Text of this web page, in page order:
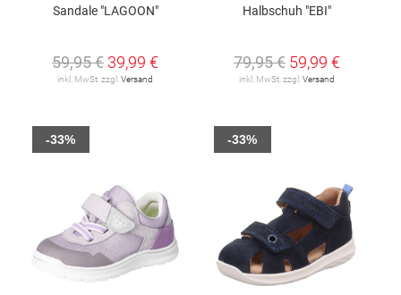
Sandale "LAGOON"
59,95 € 39,99 €
inkl. MwSt. zzgl.Versand
Halbschuh "EBI"
79,95 € 59,99 €
inkl. MwSt. zzgl.Versand
-33% -33%